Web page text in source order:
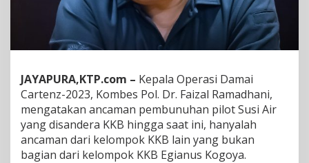
d
i
i
o
S
u
s
JAYAPURA,KTP.com – Kepala Operasi Damai
Cartenz-2023, Kombes Pol. Dr. Faizal Ramadhani,
mengatakan ancaman pembunuhan pilot Susi Air
yang disandera KKB hingga saat ini, hanyalah
ancaman dari kelompok KKB lain yang bukan
bagian dari kelompok KKB Egianus Kogoya.